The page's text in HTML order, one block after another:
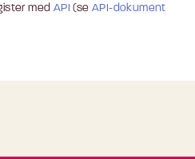
med API (seAPI-dokument